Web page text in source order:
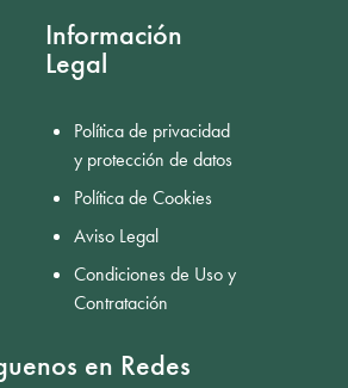
Información
Legal
Política de privacidad
y protección de datos
Política de Cookies
Aviso Legal
Condiciones de Uso y
Contratación
en Redes